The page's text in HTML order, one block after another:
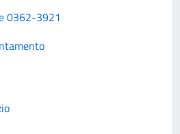
0362-3921